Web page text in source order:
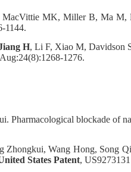
MacVittie MK, Miller B, Ma M,
1144.
H, Li F, Xiao M, Davidson
Aug:24(8):1268-1276.
Pharmacological blockade of
Zhongkui, Wang Hong, Song
States Patent,